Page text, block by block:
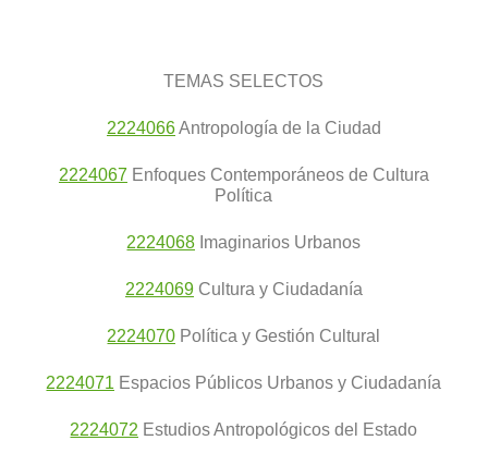
TEMAS SELECTOS
2224066Antropología de la Ciudad
2224067 Enfoques Contemporáneos de Cultura
Política
2224068 Imaginarios Urbanos
2224069Cultura y Ciudadanía
2224070 Política y Gestión Cultural
2224071 Espacios Públicos Urbanos y Ciudadanía
2224072 Estudios Antropológicos del Estado